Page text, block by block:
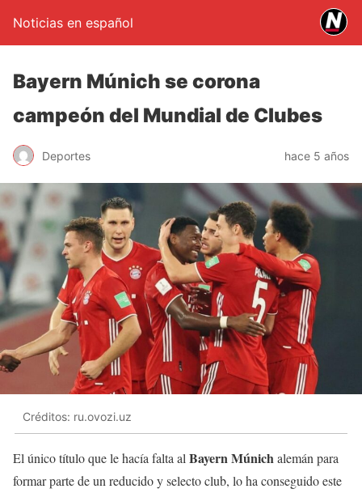
Noticias en español
Bayern Múnich se corona
campeón del Mundial de Clubes
Deportes hace 5 años
Créditos: ru.ovozi.uz
El único título que le hacía falta alBayern Múnichalemán para
formar parte de un reducido y selecto club, lo ha conseguido este